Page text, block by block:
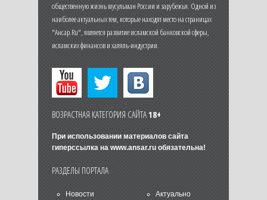
общественную жизнь мусульман России и зарубежья. Одной из
наиболее актуальных тем, которые находят место на страницах
"Ансар.Ru", является развитие исламской банковской сферы,
исламских финансов и халяль-индустрии.
ВОЗРАСТНАЯ КАТЕГОРИЯ САЙТА18+
При использовании материалов сайта
гиперссылка на www.ansar.ruобязательна!
РАЗДЕЛЫ ПОРТАЛА
Новости Актуально